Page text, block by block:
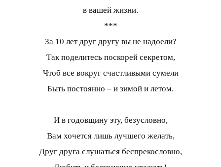
в вашей жизни.
***
За 10 лет друг другу вы не надоели?
Так поделитесь поскорей секретом,
Чтоб все вокруг счастливыми сумели
Быть постоянно – и зимой и летом.
И в годовщину эту, безусловно,
Вам хочется лишь лучшего желать,
Друг друга слушаться беспрекословно,